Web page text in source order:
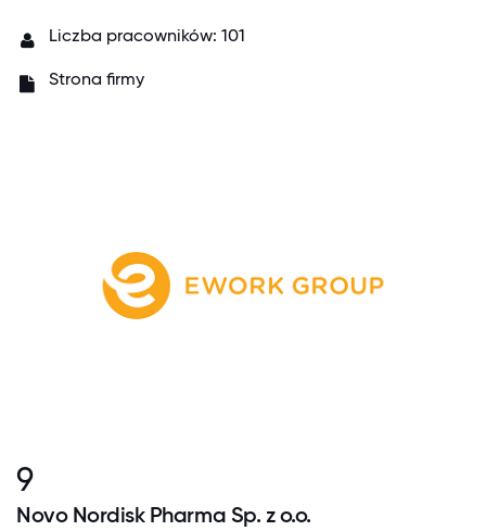
Liczba pracowników: 101
Strona firmy
9
Novo Nordisk Pharma Sp. z o.o.